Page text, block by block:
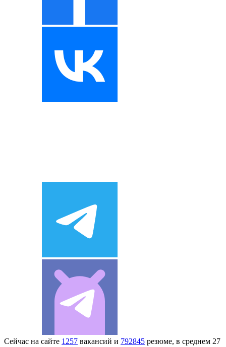
Сейчас на сайте 1257 вакансий и 792845 резюме, в среднем 27